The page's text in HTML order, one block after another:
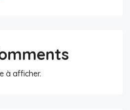
à afficher.